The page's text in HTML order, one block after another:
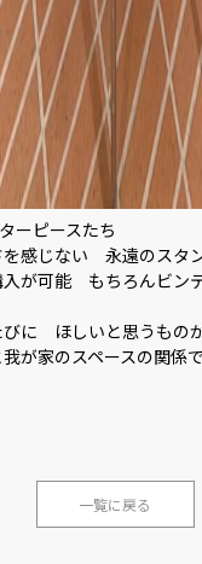
ーピースたち
を感じない 永遠のスタ
入が可能 もちろんビン
びに ほしいと思うもの
が家のスペースの関係
一覧に戻る